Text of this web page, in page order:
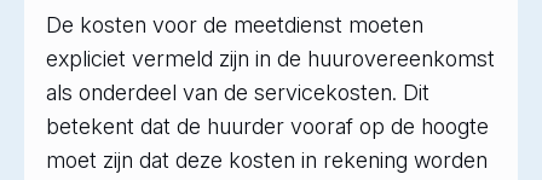
De kosten voor de meetdienst moeten
expliciet vermeld zijn in de huurovereenkomst
als onderdeel van de servicekosten. Dit
betekent dat de huurder vooraf op de hoogte
moet zijn dat deze kosten in rekening worden